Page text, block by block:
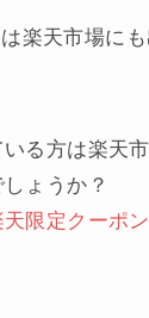
楽天市場に
る方は楽天
ょうか？
天限定クーポン